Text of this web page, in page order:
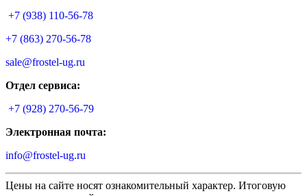
+7 (938) 110-56-78
+7 (863) 270-56-78
sale@frostel-ug.ru
Отдел сервиса:
+7 (928) 270-56-79
Электронная почта:
info@frostel-ug.ru
Цены на сайте носят ознакомительный характер. Итоговую